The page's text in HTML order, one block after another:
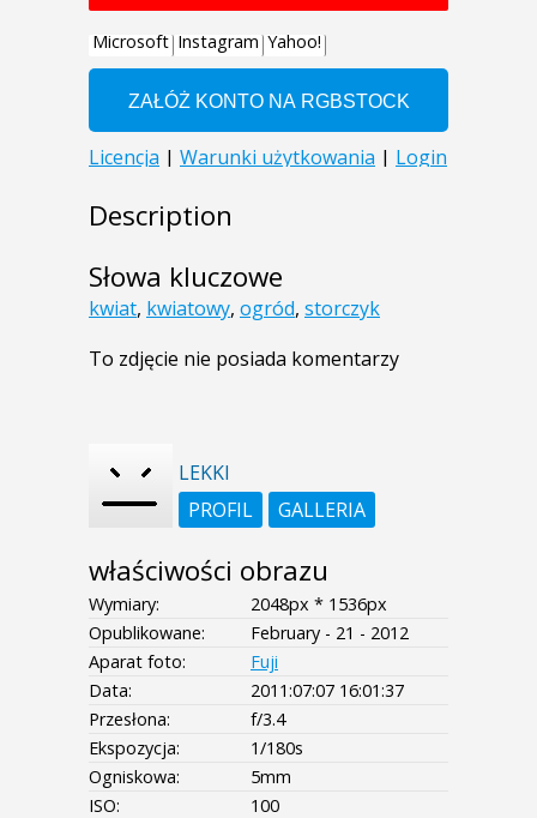
Description
Słowa kluczowe
kwiat, kwiatowy, ogród, storczyk
To zdjęcie nie posiada komentarzy
LEKKI
PROFIL
GALLERIA
właściwości obrazu
Wymiary:
2048px * 1536px
Opublikowane:
February - 21 - 2012
Aparat foto:
Fuji
Data:
2011:07:07 16:01:37
Przesłona:
f/3.4
Ekspozycja:
1/180s
Ogniskowa:
5mm
ISO:
100